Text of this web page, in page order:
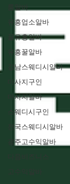
룸알바
유흥업소알바
꿀유흥알바
유흥꿀알바
강남스웨디시알바
마사지구인
마사지알바
스웨디시구인
전국스웨디시알바
광주고수익알바